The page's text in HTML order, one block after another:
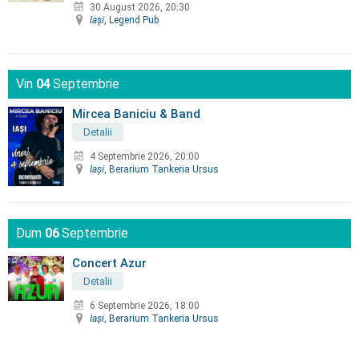
30 August 2026, 20:30
Iaşi , Legend Pub
Vin 04Septembrie
Mircea Baniciu & Band
Detalii
4 Septembrie 2026, 20:00
Iaşi , Berarium Tankeria Ursus
Dum 06Septembrie
Concert Azur
Detalii
6 Septembrie 2026, 18:00
Iaşi , Berarium Tankeria Ursus